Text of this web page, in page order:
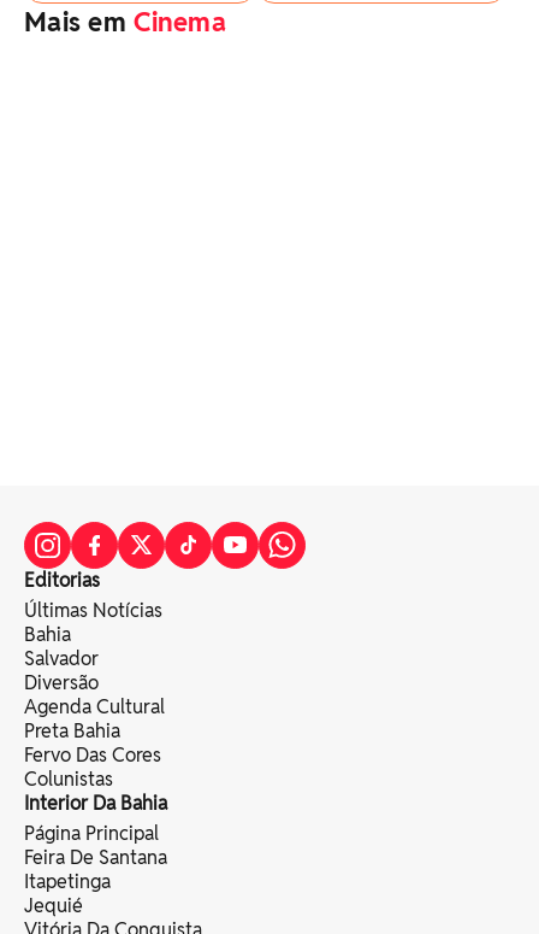
Mais emCinema
Editorias
Últimas Notícias
Bahia
Salvador
Diversão
Agenda Cultural
Preta Bahia
Fervo Das Cores
Colunistas
Interior Da Bahia
Página Principal
Feira De Santana
Itapetinga
Jequié